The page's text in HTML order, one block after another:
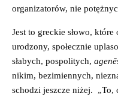
organizatorów, nie
Jest to greckie słowo,
urodzony, społecznie
słabych, pospolitych,
nikim, bezimiennych,
schodzi jeszcze niżej. „To,